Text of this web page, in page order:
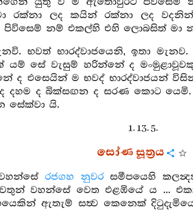
රක්නා ලද කයින් රක්නා ලද
නම් එකල්හි එහි ලොබසිත් මා
භවත් භාරද්වාජයෙනි, ඉතා
යම් සේ වැසුම් හරින්නේ ද
ද එසෙයින් ම භවද් භාරද්වාජයන්
දහම ද බික්සඟන ද සරණ කොට යෙමි.
සේක්වා යි.
1. 13. 5.
සෝණ සූත්‍රය
වහන්සේරජගහ නුවරසමීපයෙහි
වහන්සේ වෙත එළඹියේ ය ...
ඇතැම් සත්‍ව කෙනෙක්